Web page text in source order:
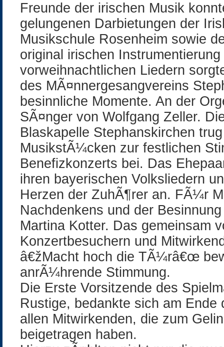
Freunde der irischen Musik
gelungenen Darbietungen der
Musikschule Rosenheim sowie
original irischen
vorweihnachtlichen Liedern
des MÃ¤nnergesangvereins
besinnliche Momente. An der
SÃ¤nger von Wolfgang Zeller.
Blaskapelle Stephanskirchen
MusikstÃ¼cken zur festlichen
Benefizkonzerts bei. Das
ihren bayerischen Volksliedern
Herzen der ZuhÃ¶rer an. FÃ¼r
Nachdenkens und der
Martina Kotter. Das gemeinsam
Konzertbesuchern und
â€žMacht hoch die TÃ¼râ€œ
anrÃ¼hrende Stimmung.
Die Erste Vorsitzende des
Rustige, bedankte sich am Ende
allen Mitwirkenden, die zum
beigetragen haben.